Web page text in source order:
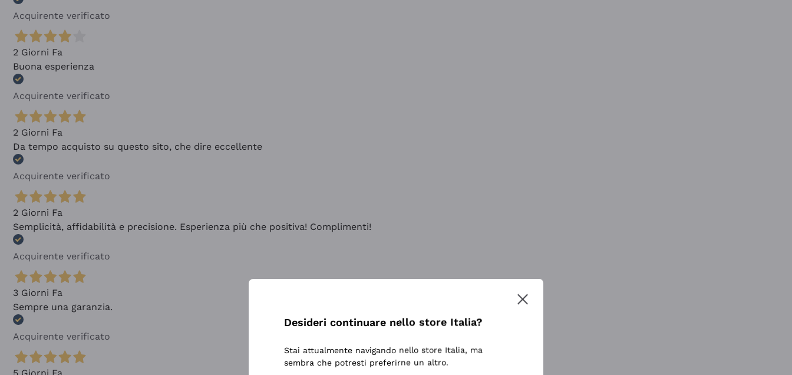
Acquirente verificato
2 Giorni Fa
Buona esperienza
Acquirente verificato
2 Giorni Fa
Da tempo acquisto su questo sito, che dire eccellente
Acquirente verificato
2 Giorni Fa
Semplicità, affidabilità e precisione. Esperienza più che positiva! Complimenti!
Acquirente verificato
3 Giorni Fa
Sempre una garanzia.
Acquirente verificato
Desideri continuare nello store Italia?
Stai attualmente navigando nello store Italia, ma
sembra che potresti preferirne un altro.